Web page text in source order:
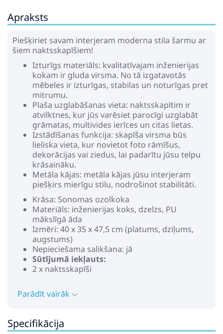
Apraksts
Piešķiriet savam interjeram moderna stila šarmu ar
šiem naktsskapīšiem!
Izturīgs materiāls: kvalitatīvajam inženierijas
kokam ir gluda virsma. No tā izgatavotās
mēbeles ir izturīgas, stabilas un noturīgas pret
mitrumu.
Plaša uzglabāšanas vieta: naktsskapītim ir
atvilktnes, kur jūs varēsiet parocīgi uzglabāt
grāmatas, multivides ierīces un citas lietas.
Izstādīšanas funkcija: skapīša virsma būs
lieliska vieta, kur novietot foto rāmīšus,
dekorācijas vai ziedus, lai padarītu jūsu telpu
krāsaināku.
Metāla kājas: metāla kājas jūsu interjeram
piešķirs mierīgu stilu, nodrošinot stabilitāti.
Krāsa: Sonomas ozolkoka
Materiāls: inženierijas koks, dzelzs, PU
mākslīgā āda
Izmēri: 40 x 35 x 47,5 cm (platums, dziļums,
augstums)
Nepieciešama salikšana: jā
Sūtījumā iekļauts:
2 x naktsskapīši
Parādīt vairāk
Specifikācija